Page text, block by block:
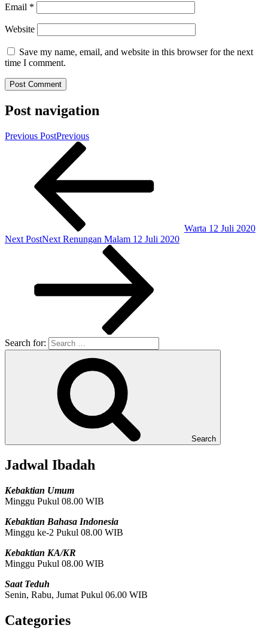
Email *
Website
Save my name, email, and website in this browser for the next
time I comment.
Post navigation
Previous PostPrevious
Warta 12 Juli 2020
Next PostNext Renungan Malam 12 Juli 2020
Search for:
Search
Jadwal Ibadah
Kebaktian Umum
Minggu Pukul 08.00 WIB
Kebaktian Bahasa Indonesia
Minggu ke-2 Pukul 08.00 WIB
Kebaktian KA/KR
Minggu Pukul 08.00 WIB
Saat Teduh
Senin, Rabu, Jumat Pukul 06.00 WIB
Categories